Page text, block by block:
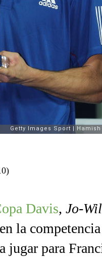
Davis, Jo-
la
jugar para